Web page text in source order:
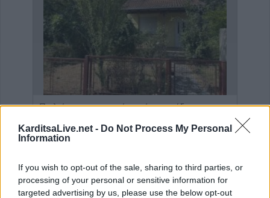
KarditsaLive.net - Do Not Process My Personal
Information
If you wish to opt-out of the sale, sharing to third parties, or
processing of your personal or sensitive information for
targeted advertising by us, please use the below opt-out
Η εταιρεία ΘΑΛΑΣΣΙΟΣ ΚΟΣΜΟΣ Α.Ε.Β.Ε. επιθυμεί να προσλάβει Αποθηκάριο Πωλείται μονοκατοικία τριών επιπέδων στο καταπράσινο Πευκόφυτο Καρδίτσας